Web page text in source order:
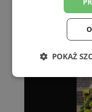
POKAŻ
Niezbędne